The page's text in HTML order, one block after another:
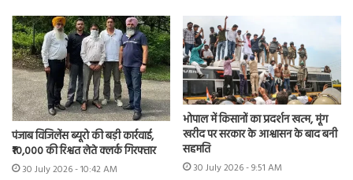
पंजाब विजिलेंस ब्यूरो की बड़ी कार्रवाई,
₹10,000 की रिश्वत लेते क्लर्क गिरफ्तार
30 July 2026 - 10:42 AM
भोपाल में किसानों का प्रदर्शन खत्म, मूंग
खरीद पर सरकार के आश्वासन के बाद बनी
सहमति
30 July 2026 - 9:51 AM